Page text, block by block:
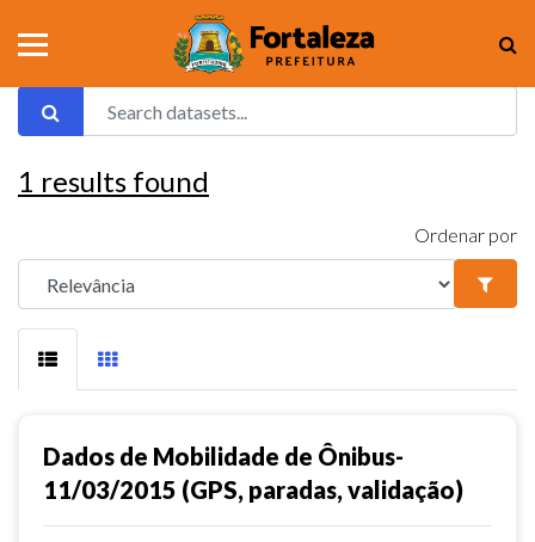
1 results found
Ordenar por
Dados de Mobilidade de Ônibus-
11/03/2015 (GPS, paradas, validação)